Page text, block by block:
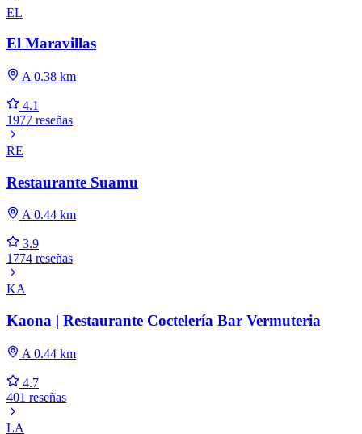
EL
El Maravillas
A 0.38 km
4.1
1977 reseñas
RE
Restaurante Suamu
A 0.44 km
3.9
1774 reseñas
KA
Kaona | Restaurante Coctelería Bar Vermuteria
A 0.44 km
4.7
401 reseñas
LA